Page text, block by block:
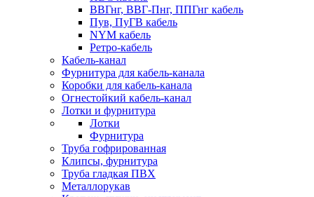
ВВГнг, ВВГ-Пнг, ППГнг кабель
Пув, ПуГВ кабель
NYM кабель
Ретро-кабель
Кабель-канал
Фурнитура для кабель-канала
Коробки для кабель-канала
Огнестойкий кабель-канал
Лотки и фурнитура
Лотки
Фурнитура
Труба гофрированная
Клипсы, фурнитура
Труба гладкая ПВХ
Металлорукав